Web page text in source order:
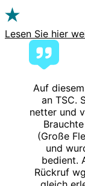
Lesen Sie hier
Auf
an TSC.
netter und
(Große
und
bedient.
Rückruf